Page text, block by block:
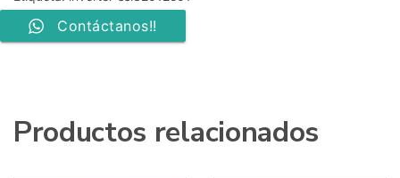
Contáctanos!!
Productos relacionados